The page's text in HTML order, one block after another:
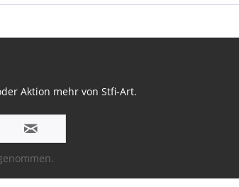
Aktion mehr von Stfi-Art.